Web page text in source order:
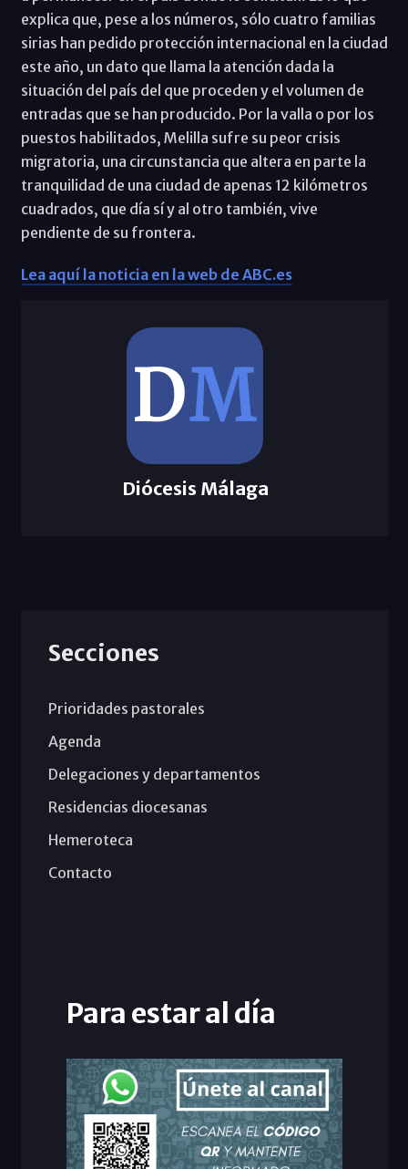
explica que, pese a los números, sólo cuatro familias
sirias han pedido protección internacional en la ciudad
este año, un dato que llama la atención dada la
situación del país del que proceden y el volumen de
entradas que se han producido. Por la valla o por los
puestos habilitados, Melilla sufre su peor crisis
migratoria, una circunstancia que altera en parte la
tranquilidad de una ciudad de apenas 12 kilómetros
cuadrados, que día sí y al otro también, vive
pendiente de su frontera.
Lea aquí la noticia en la web de ABC.es
Diócesis Málaga
Secciones
Prioridades pastorales
Agenda
Delegaciones y departamentos
Residencias diocesanas
Hemeroteca
Contacto
Para estar al día